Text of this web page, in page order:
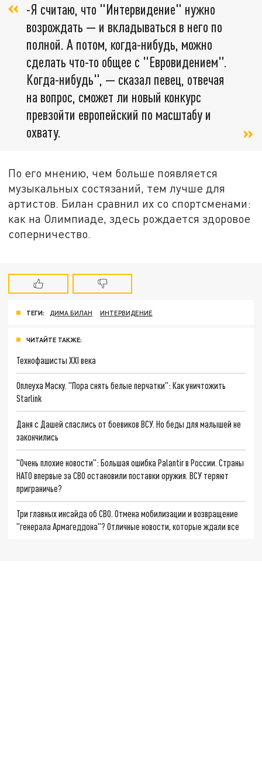
-Я считаю, что "Интервидение" нужно
возрождать — и вкладываться в него по
полной. А потом, когда-нибудь, можно
сделать что-то общее с "Евровидением".
Когда-нибудь", — сказал певец, отвечая
на вопрос, сможет ли новый конкурс
превзойти европейский по масштабу и
охвату.
По его мнению, чем больше появляется
музыкальных состязаний, тем лучше для
артистов. Билан сравнил их со спортсменами:
как на Олимпиаде, здесь рождается здоровое
соперничество.
ТЕГИ: ДИМА БИЛАН ИНТЕРВИДЕНИЕ
ЧИТАЙТЕ ТАКЖЕ:
Технофашисты XXI века
Оплеуха Маску. "Пора снять белые перчатки": Как уничтожить
Starlink
Даня с Дашей спаслись от боевиков ВСУ. Но беды для малышей не
закончились
"Очень плохие новости": Большая ошибка Palantir в России. Страны
НАТО впервые за СВО остановили поставки оружия. ВСУ теряют
приграничье?
Три главных инсайда об СВО. Отмена мобилизации и возвращение
"генерала Армагеддона"? Отличные новости, которые ждали все